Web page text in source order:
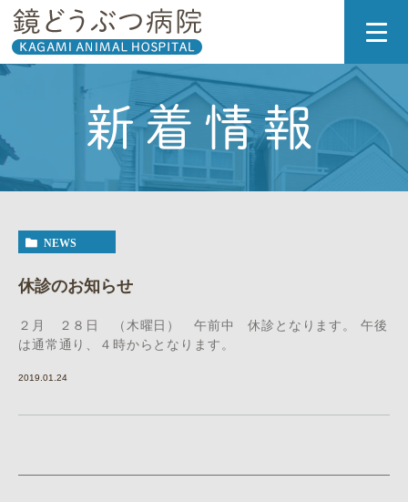
新着情報
NEWS
休診のお知らせ
２月 ２８日 （木曜日） 午前中 休診となります。 午後
は通常通り、４時からとなります。
2019.01.24